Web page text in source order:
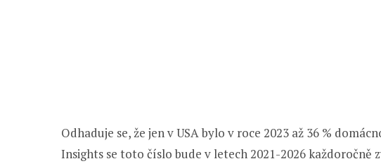
Odhaduje se, že jen v USA bylo v roce 2023 až 36 %
Insights se toto číslo bude v letech 2021-2026 každoročně